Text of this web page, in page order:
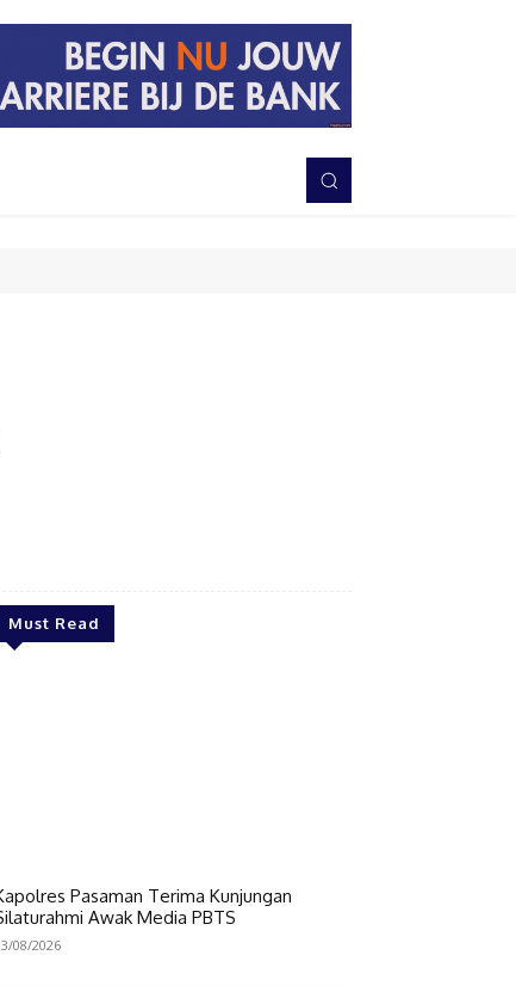
TNI-POLRI
Must Read
Pasaman Terima Kunjungan
Awak Media PBTS
08/2026